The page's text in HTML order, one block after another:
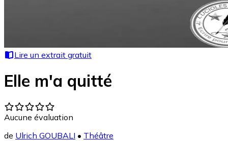
Lire un extrait gratuit
Elle m'a quitté
Aucune évaluation
de Ulrich GOUBALI • Théâtre